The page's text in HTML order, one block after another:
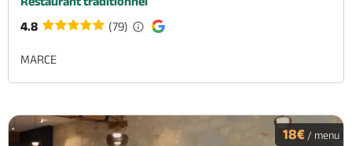
4.8
(79)
MARCE
18€ / menu